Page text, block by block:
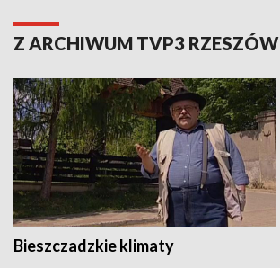
Z ARCHIWUM TVP3 RZESZÓW
Bieszczadzkie klimaty